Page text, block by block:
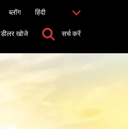
ब्लॉग हिंदी
डीलर खोजे सर्च करें